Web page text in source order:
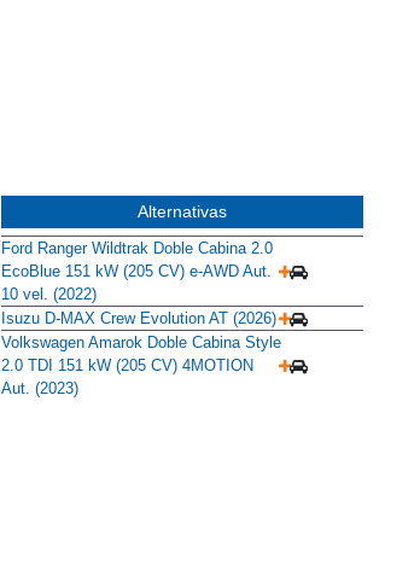
Alternativas
Ford Ranger Wildtrak Doble Cabina 2.0
EcoBlue 151 kW (205 CV) e-AWD Aut.
10 vel. (2022)
Isuzu D-MAX Crew Evolution AT (2026)
Volkswagen Amarok Doble Cabina Style
2.0 TDI 151 kW (205 CV) 4MOTION
Aut. (2023)